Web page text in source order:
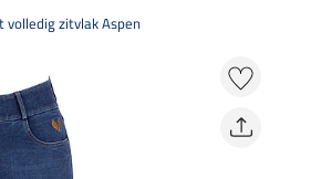
zitvlak Aspen